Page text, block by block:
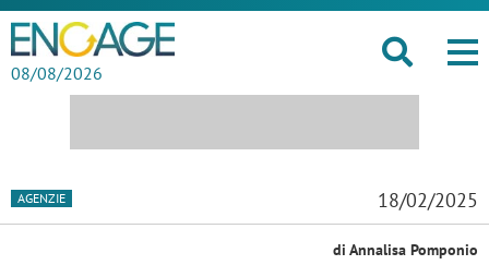
08/08/2026
AGENZIE 18/02/2025
di Annalisa Pomponio